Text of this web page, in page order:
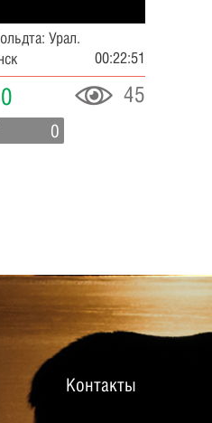
Урал.
00:22:51
0 45
0
Контакты